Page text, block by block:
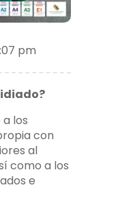
pm
los
con
al
como a los
e